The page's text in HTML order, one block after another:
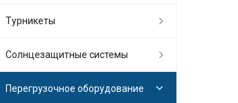
Турникеты
Солнцезащитные системы
Перегрузочное оборудование